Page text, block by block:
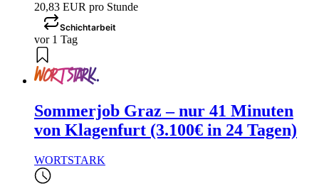
20,83 EUR pro Stunde
Schichtarbeit
vor 1 Tag
Sommerjob Graz – nur 41 Minuten
von Klagenfurt (3.100€ in 24 Tagen)
WORTSTARK